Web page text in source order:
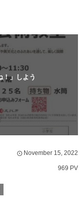
！」しよう
November 15 2022
969 PV